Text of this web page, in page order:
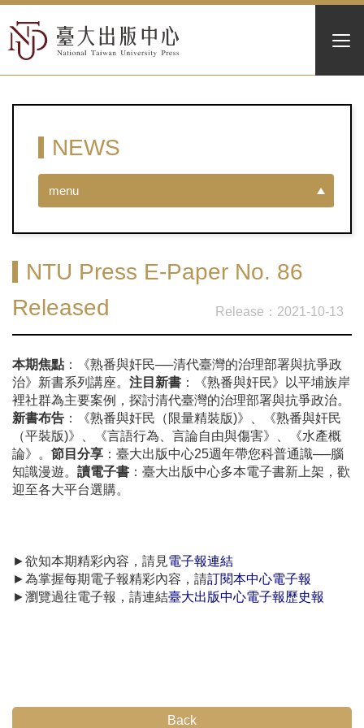
NEWS
menu
NTU Press E-Paper No. 86
Released
2021-10-13
本期焦點 ：《熟番與奸民──清代臺灣的治理部署與抗爭政
治》新書系列講座。 注目新書 ：《熟番與奸民》以平埔族岸
裡社群為主要案例，探討清代臺灣的治理部署與抗爭政治。
新書布告 ：《熟番與奸民（限量精裝版)》、《熟番與奸民
（平裝版)》、《言語行為、言論自由與傷害》、《水產概
論》。 節目分享 ：臺大出版中心25週年帶您科普通識──腦
知識漫遊。 讀電子書 ：臺大出版中心多本電子書新上架，歡
迎至各大平台選購。
►欲知本期精彩內容，請見電子報連結
►為掌握每期電子報精彩內容，請訂閱本中心電子報
►瀏覽過往電子報，請連結臺大出版中心電子報歷史報
Back